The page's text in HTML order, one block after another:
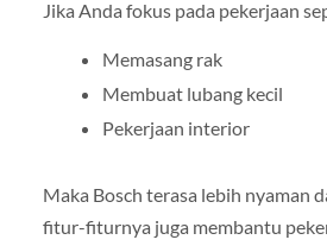
Jika Anda fokus pada pekerjaan
Memasang rak
Membuat lubang kecil
Pekerjaan interior
Maka Bosch terasa lebih nyaman
fitur-fiturnya juga membantu